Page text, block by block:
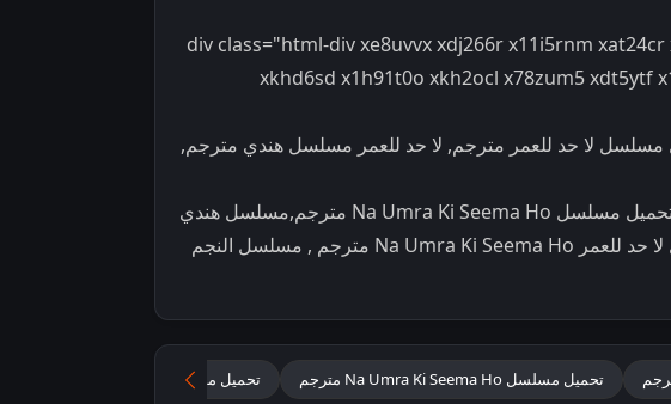
<div class="html-div xe8uvvx xdj266r x11i5rnm
xkhd6sd x1h91t0o xkh2ocl x78zum5 xdt5ytf
لا حد للعمر مترجم, لا حد للعمر مسلسل هندي مترجم,
مسلسل Na Umra Ki Seema Ho مترجم,تحميل مسلسل Na Umra Ki Seema Ho مترجم,مسلسل هندي
Na Umra Ki Seema Ho مترجم , مسلسل لا حد للعمر Na Umra Ki Seema Ho مترجم , مسلسل النجم
تحميل مسلسل Na Umra Ki Seema Ho مترجم تحميل مسلسل لا حد للعمر مترجم